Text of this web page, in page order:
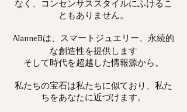
なく、コンセンサススタイルにふけるこ
ともありません。
AlanneBは、スマートジュエリー、永続的
な創造性を提供します
そして時代を超越した情報源から。
私たちの宝石は私たちに似ており、私た
ちをあなたに近づけます。